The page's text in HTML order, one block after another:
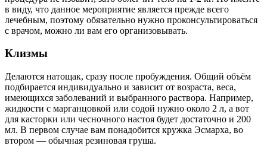
в виду, что данное мероприятие является прежде всего
лечебным, поэтому обязательно нужно проконсультироваться
с врачом, можно ли вам его организовывать.
Клизмы
Делаются натощак, сразу после пробуждения. Общий объём
подбирается индивидуально и зависит от возраста, веса,
имеющихся заболеваний и выбранного раствора. Например,
жидкости с марганцовкой или содой нужно около 2 л, а вот
для касторки или чесночного настоя будет достаточно и 200
мл. В первом случае вам понадобится кружка Эсмарха, во
втором — обычная резиновая груша.